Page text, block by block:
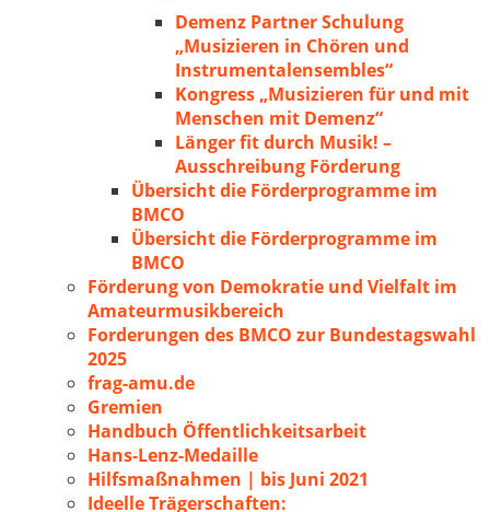
Demenz Partner Schulung
„Musizieren in Chören und
Instrumentalensembles“
Kongress „Musizieren für und mit
Menschen mit Demenz“
Länger fit durch Musik! –
Ausschreibung Förderung
Übersicht die Förderprogramme im
BMCO
Übersicht die Förderprogramme im
BMCO
Förderung von Demokratie und Vielfalt im
Amateurmusikbereich
Forderungen des BMCO zur Bundestagswahl
2025
frag-amu.de
Gremien
Handbuch Öffentlichkeitsarbeit
Hans-Lenz-Medaille
Hilfsmaßnahmen | bis Juni 2021
Ideelle Trägerschaften: